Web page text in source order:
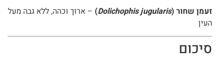
זעמן שחור (Dolichophis jugularis
) – ארוך וכהה, ללא גבה מעל
העין
סיכום